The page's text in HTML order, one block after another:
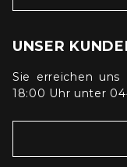
UNSER
Sie erreichen
18:00 Uhr unter